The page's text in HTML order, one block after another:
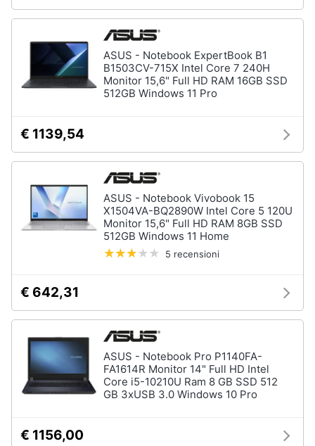
ASUS - Notebook ExpertBook B1
B1503CV-715X Intel Core 7 240H
Monitor 15,6" Full HD RAM 16GB SSD
512GB Windows 11 Pro
€ 1139,54
ASUS - Notebook Vivobook 15
X1504VA-BQ2890W Intel Core 5 120U
Monitor 15,6" Full HD RAM 8GB SSD
512GB Windows 11 Home
5 recensioni
€ 642,31
ASUS - Notebook Pro P1140FA-
FA1614R Monitor 14" Full HD Intel
Core i5-10210U Ram 8 GB SSD 512
GB 3xUSB 3.0 Windows 10 Pro
€ 1156,00